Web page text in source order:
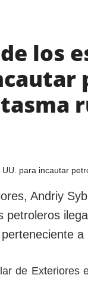
los
Andriy
petroleros
de Exteriores